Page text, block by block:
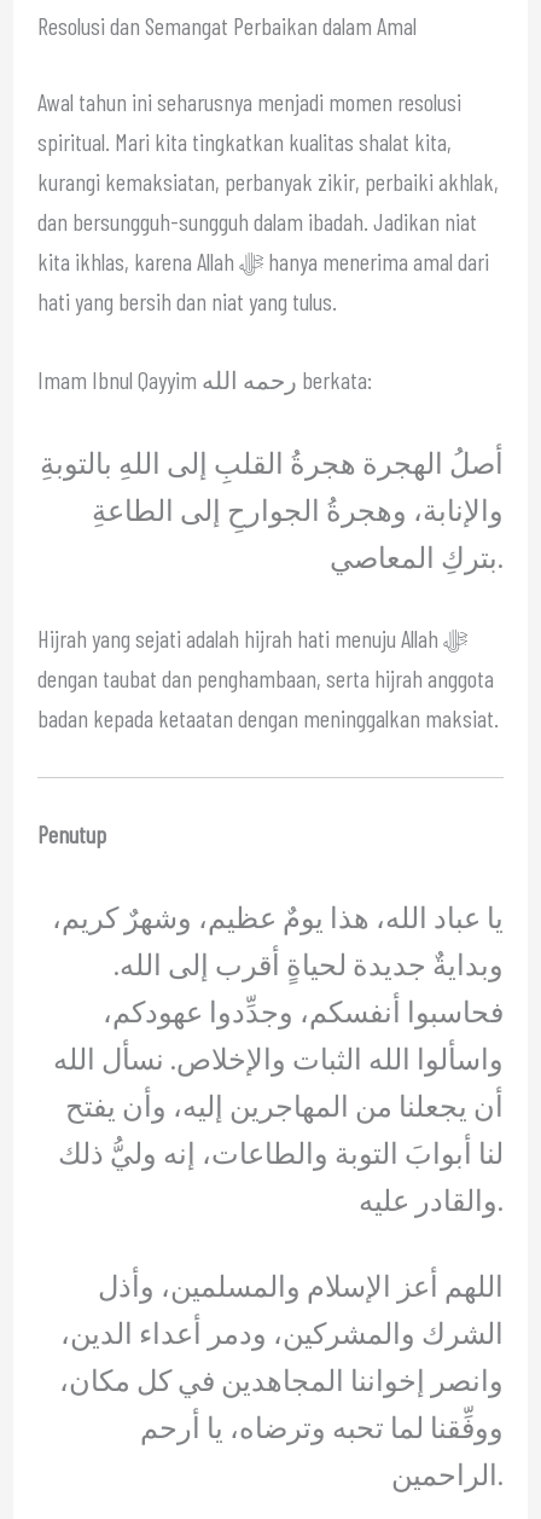
Resolusi dan Semangat Perbaikan dalam Amal
Awal tahun ini seharusnya menjadi momen resolusi
spiritual. Mari kita tingkatkan kualitas shalat kita,
kurangi kemaksiatan, perbanyak zikir, perbaiki akhlak,
dan bersungguh-sungguh dalam ibadah. Jadikan niat
kita ikhlas, karena Allah ﷻ hanya menerima amal dari
hati yang bersih dan niat yang tulus.
Imam Ibnul Qayyim رحمه الله berkata:
أصلُ الهجرة هجرةُ القلبِ إلى اللهِ بالتوبةِ
والإنابة، وهجرةُ الجوارحِ إلى الطاعةِ
بتركِ المعاصي.
Hijrah yang sejati adalah hijrah hati menuju Allah ﷻ
dengan taubat dan penghambaan, serta hijrah anggota
badan kepada ketaatan dengan meninggalkan maksiat.
Penutup
يا عباد الله، هذا يومٌ عظيم، وشهرٌ كريم،
وبدايةٌ جديدة لحياةٍ أقرب إلى الله.
فحاسبوا أنفسكم، وجدِّدوا عهودكم،
واسألوا الله الثبات والإخلاص. نسأل الله
أن يجعلنا من المهاجرين إليه، وأن يفتح
لنا أبوابَ التوبة والطاعات، إنه وليُّ ذلك
والقادر عليه.
اللهم أعز الإسلام والمسلمين، وأذل
الشرك والمشركين، ودمر أعداء الدين،
وانصر إخواننا المجاهدين في كل مكان،
ووفِّقنا لما تحبه وترضاه، يا أرحم
الراحمين.